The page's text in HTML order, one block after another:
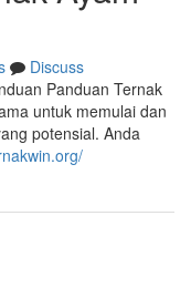
Discuss
Panduan Ternak
untuk memulai dan
potensial. Anda